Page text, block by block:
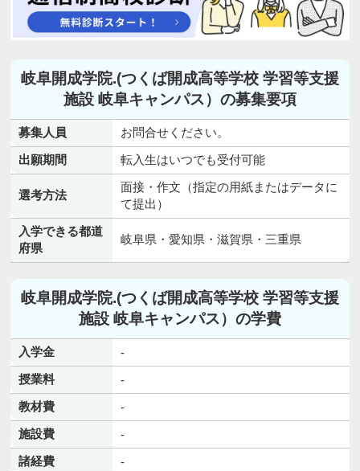
岐阜開成学院.(つくば開成高等学校 学習等支援
施設 岐阜キャンパス）の募集要項
募集人員
お問合せください。
出願期間
転入生はいつでも受付可能
選考方法
面接・作文（指定の用紙またはデータに
て提出）
入学できる都道
府県
岐阜県・愛知県・滋賀県・三重県
岐阜開成学院.(つくば開成高等学校 学習等支援
施設 岐阜キャンパス）の学費
入学金
-
授業料
-
教材費
-
施設費
-
諸経費
-